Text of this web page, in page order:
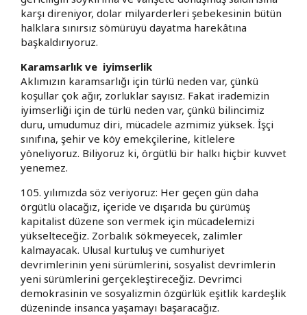
karşı direniyor, dolar milyarderleri şebekesinin bütün
halklara sınırsız sömürüyü dayatma harekâtına
başkaldırıyoruz.
Karamsarlık ve iyimserlik
Aklımızın karamsarlığı için türlü neden var, çünkü
koşullar çok ağır, zorluklar sayısız. Fakat irademizin
iyimserliği için de türlü neden var, çünkü bilincimiz
duru, umudumuz diri, mücadele azmimiz yüksek. İşçi
sınıfına, şehir ve köy emekçilerine, kitlelere
yöneliyoruz. Biliyoruz ki, örgütlü bir halkı hiçbir kuvvet
yenemez.
105. yılımızda söz veriyoruz: Her geçen gün daha
örgütlü olacağız, içeride ve dışarıda bu çürümüş
kapitalist düzene son vermek için mücadelemizi
yükselteceğiz. Zorbalık sökmeyecek, zalimler
kalmayacak. Ulusal kurtuluş ve cumhuriyet
devrimlerinin yeni sürümlerini, sosyalist devrimlerin
yeni sürümlerini gerçekleştireceğiz. Devrimci
demokrasinin ve sosyalizmin özgürlük eşitlik kardeşlik
düzeninde insanca yaşamayı başaracağız.